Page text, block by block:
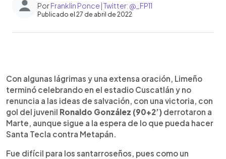
PorFranklin Ponce | Twitter: @_FP11
Publicado el 27 de abril de 2022
Escuchar artículo
Con algunas lágrimas y una extensa oración, Limeño
terminó celebrando en el estadio Cuscatlán y no
renuncia a las ideas de salvación, con una victoria, con
gol del juvenil Ronaldo González (90+2’) derrotaron a
Marte, aunque sigue a la espera de lo que pueda hacer
Santa Tecla contra Metapán.
Fue difícil para los santarroseños, pues como un